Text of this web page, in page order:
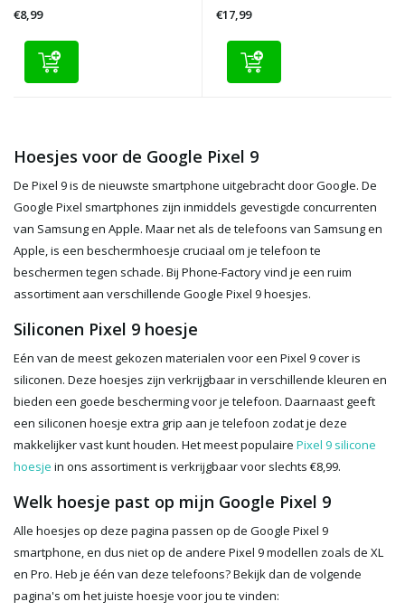
€8,99 €17,99
Hoesjes voor de Google Pixel 9
De Pixel 9 is de nieuwste smartphone uitgebracht door Google. De
Google Pixel smartphones zijn inmiddels gevestigde concurrenten
van Samsung en Apple. Maar net als de telefoons van Samsung en
Apple, is een beschermhoesje cruciaal om je telefoon te
beschermen tegen schade. Bij Phone-Factory vind je een ruim
assortiment aan verschillende Google Pixel 9 hoesjes.
Siliconen Pixel 9 hoesje
Eén van de meest gekozen materialen voor een Pixel 9 cover is
siliconen. Deze hoesjes zijn verkrijgbaar in verschillende kleuren en
bieden een goede bescherming voor je telefoon. Daarnaast geeft
een siliconen hoesje extra grip aan je telefoon zodat je deze
makkelijker vast kunt houden. Het meest populaire Pixel 9 silicone
hoesje in ons assortiment is verkrijgbaar voor slechts €8,99.
Welk hoesje past op mijn Google Pixel 9
Alle hoesjes op deze pagina passen op de Google Pixel 9
smartphone, en dus niet op de andere Pixel 9 modellen zoals de XL
en Pro. Heb je één van deze telefoons? Bekijk dan de volgende
pagina's om het juiste hoesje voor jou te vinden: